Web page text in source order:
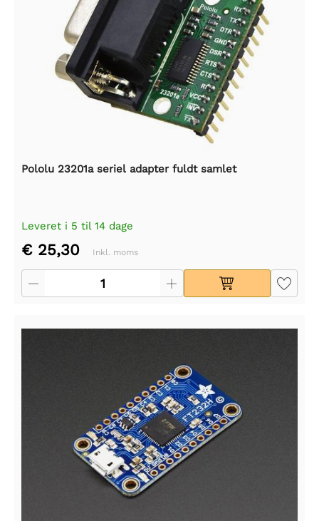
Pololu 23201a seriel adapter fuldt samlet
Leveret i 5 til 14 dage
€ 25,30 Inkl. moms